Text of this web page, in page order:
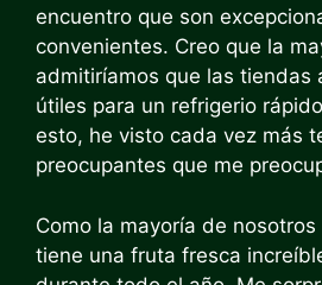
encuentro que son
convenientes. Creo que la
admitiríamos que las tiendas
útiles para un refrigerio
esto, he visto cada vez más
preocupantes que me
Como la mayoría de
tiene una fruta fresca